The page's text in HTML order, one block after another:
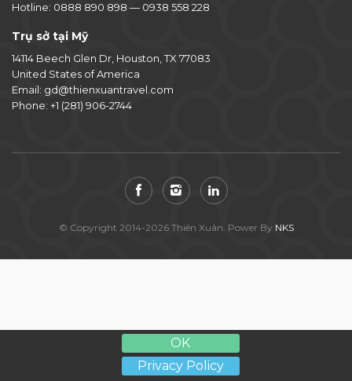
OK
Privacy Policy
Hotline: 0888 890 898 — 0938 558 228
Trụ sở tại Mỹ
14114 Beech Glen Dr, Houston, TX 77083
United States of America
Email: gd@thienxuantravel.com
Phone: +1 (281) 906-2744
© Copyright 2014-2026 Thiên Xuân. Power By NKS